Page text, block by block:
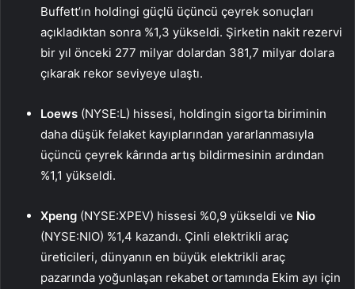
Buffett’ın holdingi güçlü üçüncü çeyrek sonuçları
açıkladıktan sonra %1,3 yükseldi. Şirketin nakit rezervi
bir yıl önceki 277 milyar dolardan 381,7 milyar dolara
çıkarak rekor seviyeye ulaştı.
Loews (NYSE:L) hissesi, holdingin sigorta biriminin
daha düşük felaket kayıplarından yararlanmasıyla
üçüncü çeyrek kârında artış bildirmesinin ardından
%1,1 yükseldi.
Xpeng (NYSE:XPEV) hissesi %0,9 yükseldi ve Nio
(NYSE:NIO) %1,4 kazandı. Çinli elektrikli araç
üreticileri, dünyanın en büyük elektrikli araç
pazarında yoğunlaşan rekabet ortamında Ekim ayı için